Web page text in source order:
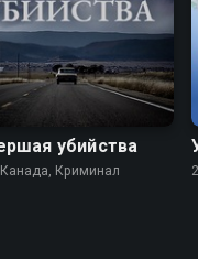
убийства
Криминал